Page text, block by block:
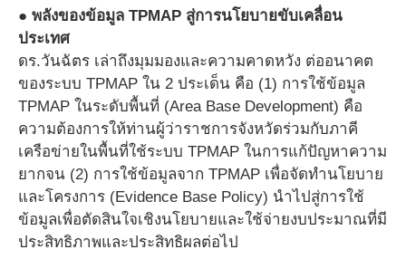
● พลังของข้อมูล TPMAP สู่การนโยบายขับเคลื่อน
ประเทศ
ดร.วันฉัตร เล่าถึงมุมมองและความคาดหวัง ต่ออนาคต
ของระบบ TPMAP ใน 2 ประเด็น คือ (1) การใช้ข้อมูล
TPMAP ในระดับพื้นที่ (Area Base Development) คือ
ความต้องการให้ท่านผู้ว่าราชการจังหวัดร่วมกับภาคี
เครือข่ายในพื้นที่ใช้ระบบ TPMAP ในการแก้ปัญหาความ
ยากจน (2) การใช้ข้อมูลจาก TPMAP เพื่อจัดทำนโยบาย
และโครงการ (Evidence Base Policy) นำไปสู่การใช้
ข้อมูลเพื่อตัดสินใจเชิงนโยบายและใช้จ่ายงบประมาณที่มี
ประสิทธิภาพและประสิทธิผลต่อไป